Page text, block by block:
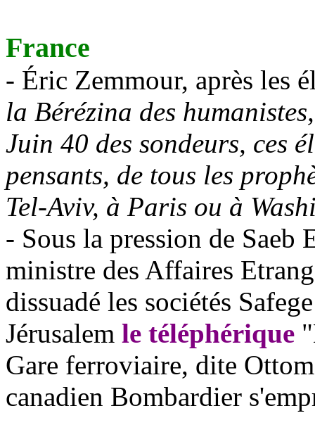
France
- Éric Zemmour, après les
la Bérézina des
Juin 40 des sondeurs, ces
pensants, de tous les
Tel-Aviv, à Paris ou à
- Sous la pression de Saeb
ministre des Affaires
dissuadé les sociétés Safege
Jérusalem le téléphérique
Gare ferroviaire, dite
canadien Bombardier